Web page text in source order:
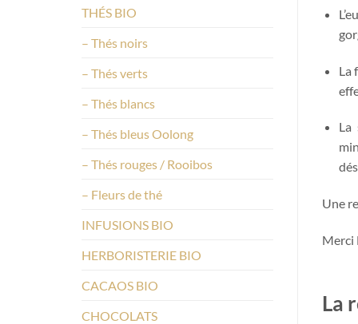
THÉS BIO
– Thés noirs
– Thés verts
– Thés blancs
– Thés bleus Oolong
– Thés rouges / Rooibos
– Fleurs de thé
INFUSIONS BIO
HERBORISTERIE BIO
CACAOS BIO
CHOCOLATS
La
La
Une
Merci
La